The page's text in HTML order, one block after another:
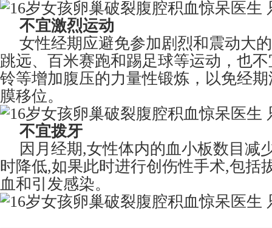
不宜激烈运动
女性经期应避免参加剧烈和震动大
跳远、百米赛跑和踢足球等运动，也
铃等增加腹压的力量性锻炼，以免经
膜移位。
不宜拨牙
因月经期,女性体内的血小板数目减
时降低,如果此时进行创伤性手术,包括
血和引发感染。